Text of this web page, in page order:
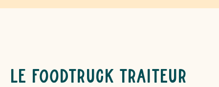
Le foodtruck traiteur